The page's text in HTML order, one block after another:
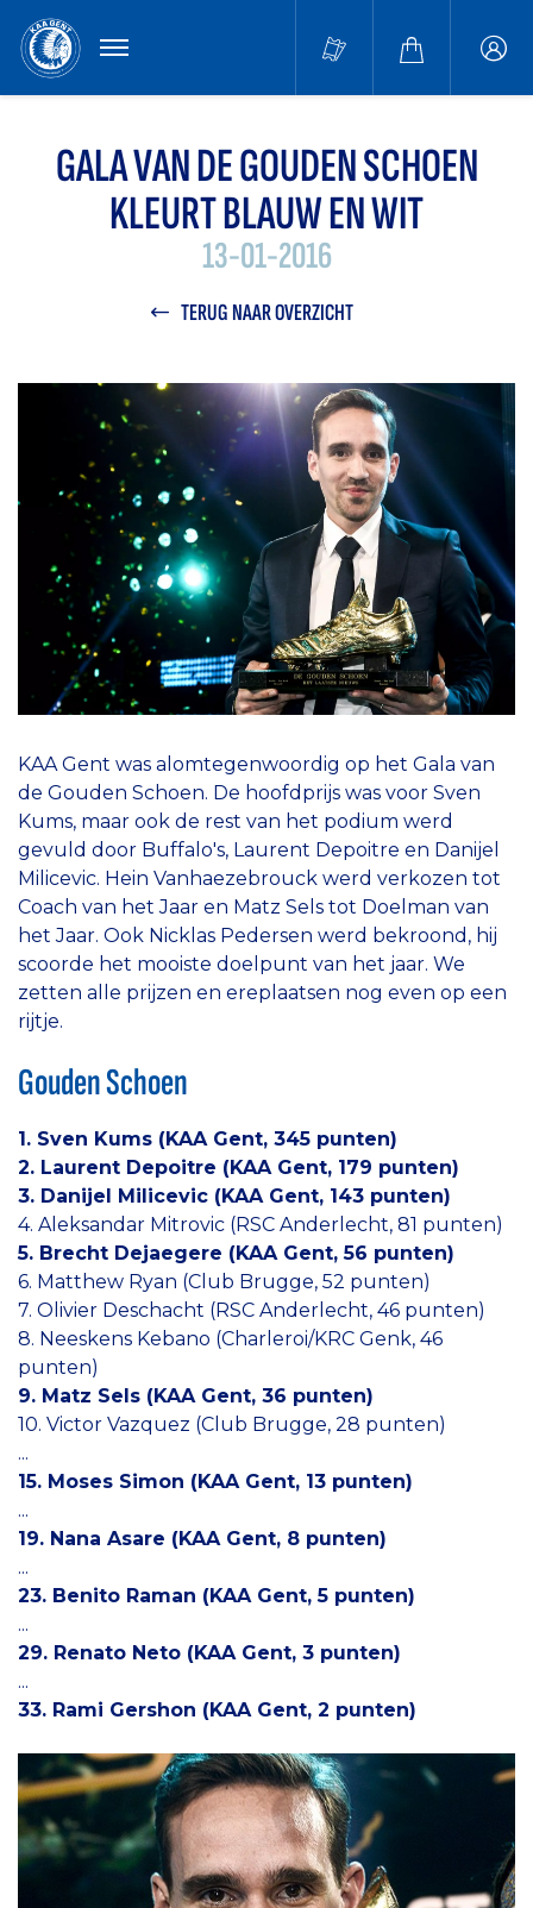
MENU
GALA VAN DE GOUDEN SCHOEN
KLEURT BLAUW EN WIT
13-01-2016
TERUG NAAR OVERZICHT
KAA Gent was alomtegenwoordig op het Gala van
de Gouden Schoen. De hoofdprijs was voor Sven
Kums, maar ook de rest van het podium werd
gevuld door Buffalo's, Laurent Depoitre en Danijel
Milicevic. Hein Vanhaezebrouck werd verkozen tot
Coach van het Jaar en Matz Sels tot Doelman van
het Jaar. Ook Nicklas Pedersen werd bekroond, hij
scoorde het mooiste doelpunt van het jaar. We
zetten alle prijzen en ereplaatsen nog even op een
rijtje.
Gouden Schoen
1. Sven Kums (KAA Gent, 345 punten)
2. Laurent Depoitre (KAA Gent, 179 punten)
3. Danijel Milicevic (KAA Gent, 143 punten)
4. Aleksandar Mitrovic (RSC Anderlecht, 81 punten)
5. Brecht Dejaegere (KAA Gent, 56 punten)
6. Matthew Ryan (Club Brugge, 52 punten)
7. Olivier Deschacht (RSC Anderlecht, 46 punten)
8. Neeskens Kebano (Charleroi/KRC Genk, 46
punten)
9. Matz Sels (KAA Gent, 36 punten)
10. Victor Vazquez (Club Brugge, 28 punten)
...
15. Moses Simon (KAA Gent, 13 punten)
...
19. Nana Asare (KAA Gent, 8 punten)
...
23. Benito Raman (KAA Gent, 5 punten)
...
29. Renato Neto (KAA Gent, 3 punten)
...
33. Rami Gershon (KAA Gent, 2 punten)